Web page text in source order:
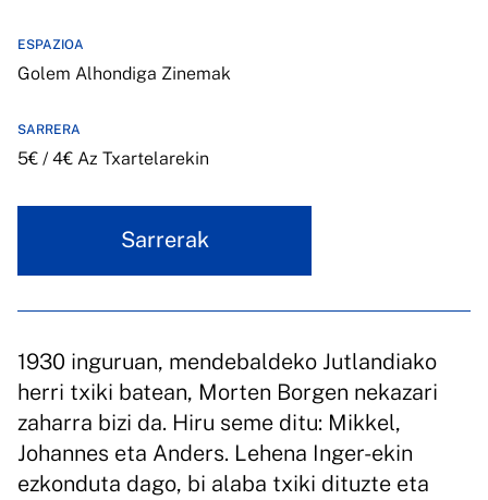
ESPAZIOA
Golem Alhondiga Zinemak
SARRERA
5€ / 4€ Az Txartelarekin
Sarrerak
1930 inguruan, mendebaldeko Jutlandiako
herri txiki batean, Morten Borgen nekazari
zaharra bizi da. Hiru seme ditu: Mikkel,
Johannes eta Anders. Lehena Inger-ekin
ezkonduta dago, bi alaba txiki dituzte eta